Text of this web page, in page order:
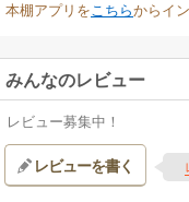
本棚アプリを こちらからイ
みんなのレビュー
レビュー募集中！
レビューを書く